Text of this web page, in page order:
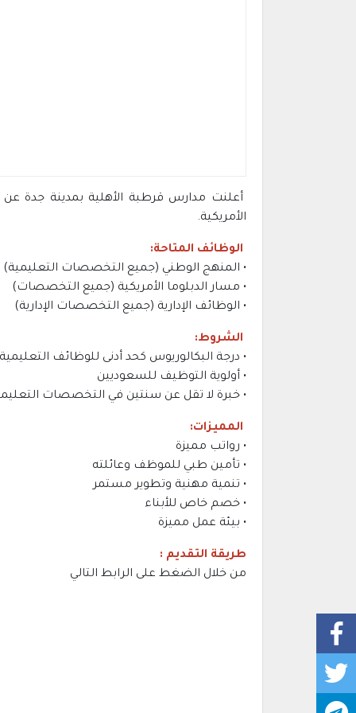
أعلنت مدارس قرطبة الأهلية بمدينة جدة عن
الأمريكية.
الوظائف المتاحة:
• المنهج الوطني (جميع التخصصات التعليمية)
• مسار الدبلوما الأمريكية (جميع التخصصات)
• الوظائف الإدارية (جميع التخصصات الإدارية)
الشروط:
• درجة البكالوريوس كحد أدنى للوظائف التعليمية
• أولوية التوظيف للسعوديين
• خبرة لا تقل عن سنتين في التخصصات
المميزات:
• رواتب مميزة
• تأمين طبي للموظف وعائلته
• تنمية مهنية وتطوير مستمر
• خصم خاص للأبناء
• بيئة عمل مميزة
طريقة التقديم :
من خلال الضغط على الرابط التالي